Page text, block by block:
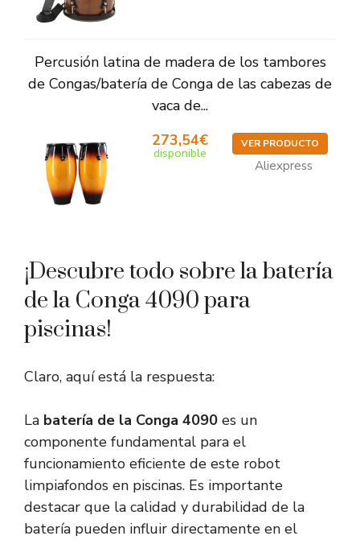
Percusión latina de madera de los tambores
de Congas/batería de Conga de las cabezas de
vaca de...
273,54€
disponible
VER PRODUCTO
Aliexpress
¡Descubre todo sobre la batería
de la Conga 4090 para
piscinas!
Claro, aquí está la respuesta:
La batería de la Conga 4090 es un
componente fundamental para el
funcionamiento eficiente de este robot
limpiafondos en piscinas. Es importante
destacar que la calidad y durabilidad de la
batería pueden influir directamente en el